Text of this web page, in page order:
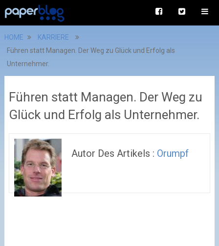
HOME
KARRIERE
Führen statt Managen. Der Weg zu Glück und Erfolg als
Unternehmer.
Führen statt Managen. Der Weg zu
Glück und Erfolg als Unternehmer.
Autor Des Artikels : Orumpf